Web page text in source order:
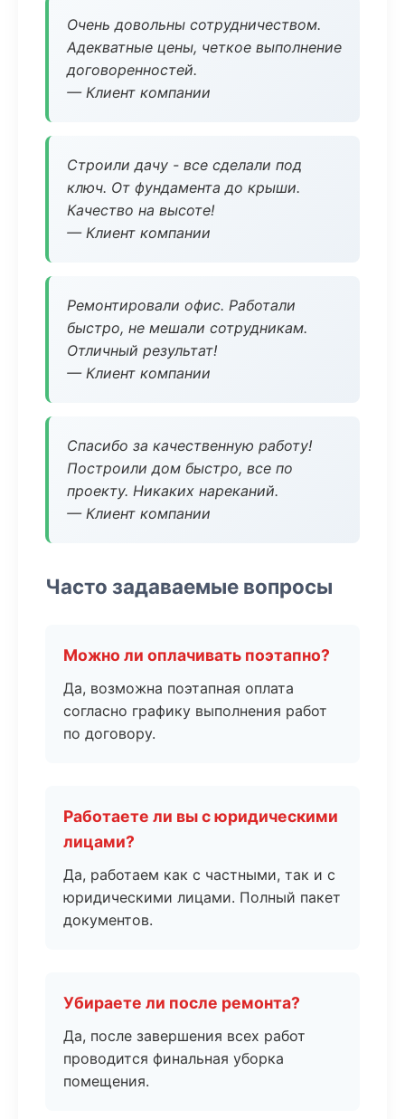
Очень довольны сотрудничеством.
Адекватные цены, четкое выполнение
договоренностей.
— Клиент компании
Строили дачу - все сделали под
ключ. От фундамента до крыши.
Качество на высоте!
— Клиент компании
Ремонтировали офис. Работали
быстро, не мешали сотрудникам.
Отличный результат!
— Клиент компании
Спасибо за качественную работу!
Построили дом быстро, все по
проекту. Никаких нареканий.
— Клиент компании
Часто задаваемые вопросы
Можно ли оплачивать поэтапно?
Да, возможна поэтапная оплата
согласно графику выполнения работ
по договору.
Работаете ли вы с юридическими
лицами?
Да, работаем как с частными, так и с
юридическими лицами. Полный пакет
документов.
Убираете ли после ремонта?
Да, после завершения всех работ
проводится финальная уборка
помещения.